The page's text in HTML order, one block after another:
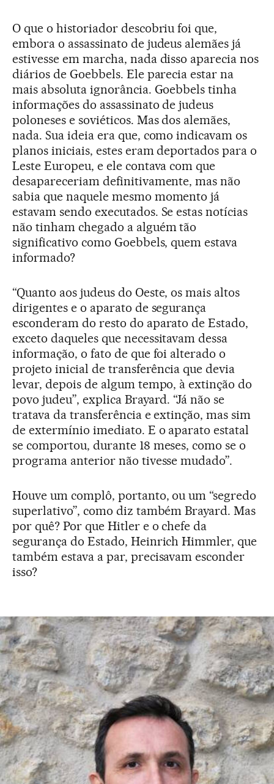
O que o historiador descobriu foi que,
embora o assassinato de judeus alemães já
estivesse em marcha, nada disso aparecia nos
diários de Goebbels. Ele parecia estar na
mais absoluta ignorância. Goebbels tinha
informações do assassinato de judeus
poloneses e soviéticos. Mas dos alemães,
nada. Sua ideia era que, como indicavam os
planos iniciais, estes eram deportados para o
Leste Europeu, e ele contava com que
desapareceriam definitivamente, mas não
sabia que naquele mesmo momento já
estavam sendo executados. Se estas notícias
não tinham chegado a alguém tão
significativo como Goebbels, quem estava
informado?
“Quanto aos judeus do Oeste, os mais altos
dirigentes e o aparato de segurança
esconderam do resto do aparato de Estado,
exceto daqueles que necessitavam dessa
informação, o fato de que foi alterado o
projeto inicial de transferência que devia
levar, depois de algum tempo, à extinção do
povo judeu”, explica Brayard. “Já não se
tratava da transferência e extinção, mas sim
de extermínio imediato. E o aparato estatal
se comportou, durante 18 meses, como se o
programa anterior não tivesse mudado”.
Houve um complô, portanto, ou um “segredo
superlativo”, como diz também Brayard. Mas
por quê? Por que Hitler e o chefe da
segurança do Estado, Heinrich Himmler, que
também estava a par, precisavam esconder
isso?